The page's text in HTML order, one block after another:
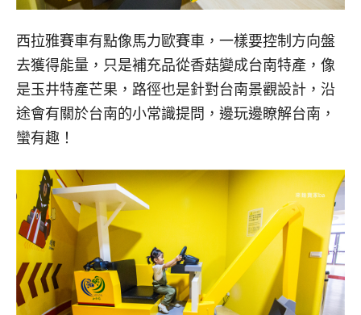
西拉雅賽車有點像馬力歐賽車，一樣要控制方向盤
去獲得能量，只是補充品從香菇變成台南特產，像
是玉井特產芒果，路徑也是針對台南景觀設計，沿
途會有關於台南的小常識提問，邊玩邊瞭解台南，
蠻有趣！